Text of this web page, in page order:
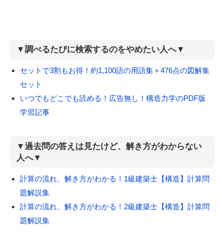
▼調べるたびに検索するのをやめたい人へ▼
セットで3割もお得！約1,100語の用語集＋476点の図解集
セット
いつでもどこでも読める！広告無し！構造力学のPDF版
学習記事
▼過去問の答えは見たけど、解き方がわからない
人へ▼
計算の流れ、解き方がわかる！1級建築士【構造】計算問
題解説集
計算の流れ、解き方がわかる！2級建築士【構造】計算問
題解説集